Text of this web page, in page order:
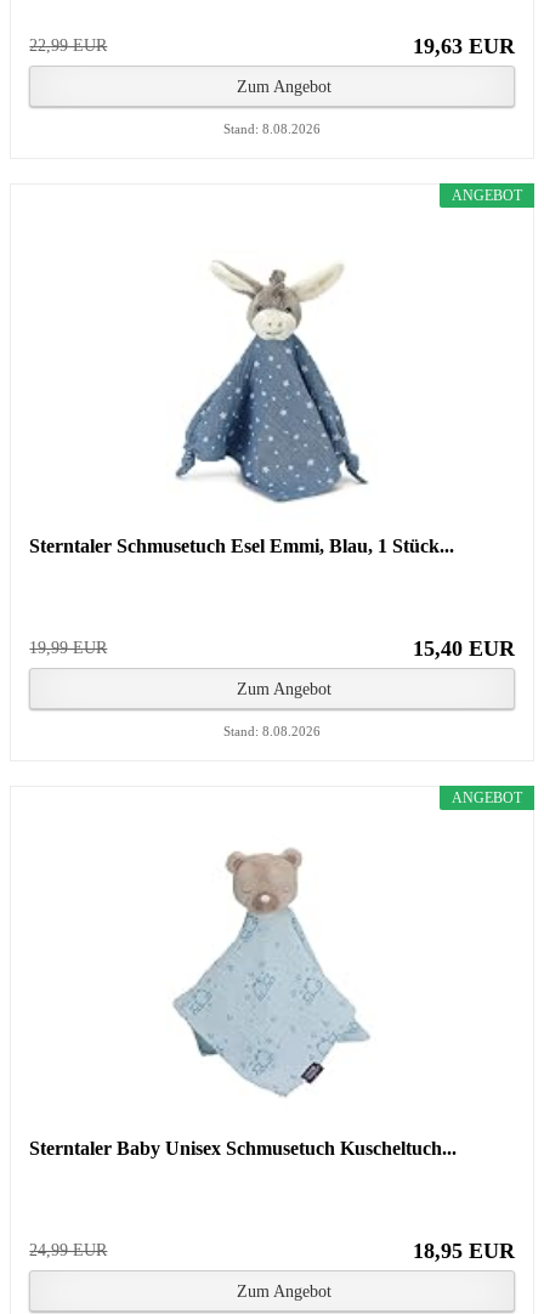
22,99 EUR 19,63 EUR
Zum Angebot
Stand: 8.08.2026
ANGEBOT
Sterntaler Schmusetuch Esel Emmi, Blau, 1 Stück...
19,99 EUR 15,40 EUR
Zum Angebot
Stand: 8.08.2026
ANGEBOT
Sterntaler Baby Unisex Schmusetuch Kuscheltuch...
24,99 EUR 18,95 EUR
Zum Angebot